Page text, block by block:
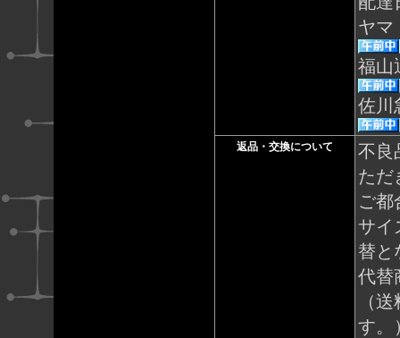
ヤマ
福山
佐川
返品・交換について
不良
ただ
ご都
サイ
替と
代替
（
す。